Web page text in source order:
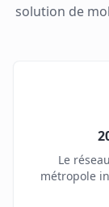
solution de
Le
métropole